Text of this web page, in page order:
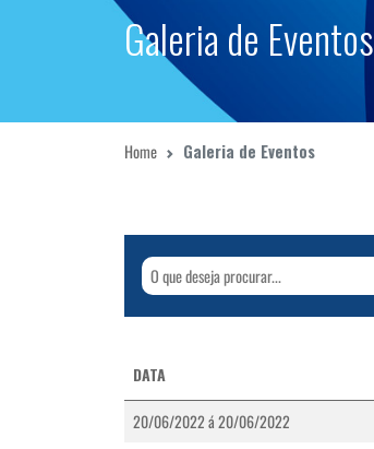
Galeria de Eventos
Home Galeria de Eventos
DATA
20/06/2022 á 20/06/2022